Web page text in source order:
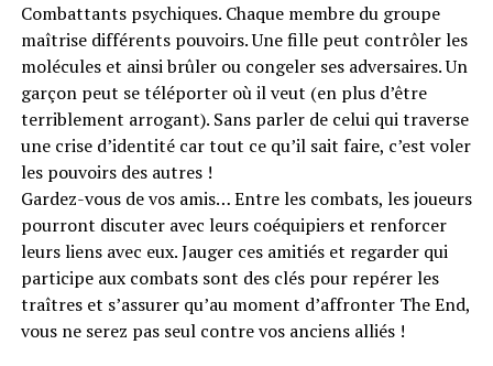
Combattants psychiques. Chaque membre du groupe
maîtrise différents pouvoirs. Une fille peut contrôler les
molécules et ainsi brûler ou congeler ses adversaires. Un
garçon peut se téléporter où il veut (en plus d’être
terriblement arrogant). Sans parler de celui qui traverse
une crise d’identité car tout ce qu’il sait faire, c’est voler
les pouvoirs des autres !
Gardez-vous de vos amis… Entre les combats, les joueurs
pourront discuter avec leurs coéquipiers et renforcer
leurs liens avec eux. Jauger ces amitiés et regarder qui
participe aux combats sont des clés pour repérer les
traîtres et s’assurer qu’au moment d’affronter The End,
vous ne serez pas seul contre vos anciens alliés !